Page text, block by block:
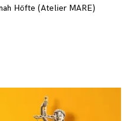
Höfte (Atelier MARE)